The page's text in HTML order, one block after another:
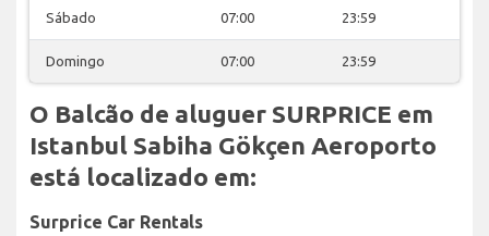
Sábado 07:00 23:59
Domingo 07:00 23:59
O Balcão de aluguer SURPRICE em
Istanbul Sabiha Gökçen Aeroporto
está localizado em:
Surprice Car Rentals